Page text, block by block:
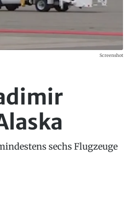
Screenshot
sechs Flugzeuge